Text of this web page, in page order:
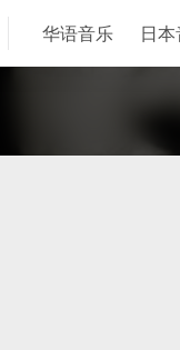
华语音乐 日